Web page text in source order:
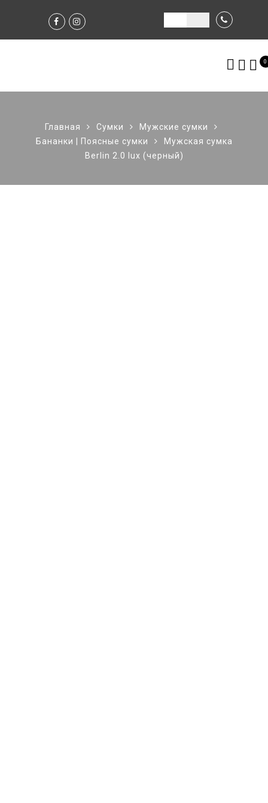
0
Главная Сумки
Мужские сумки
Бананки | Поясные сумки
Мужская сумка
Berlin 2.0 lux (черный)